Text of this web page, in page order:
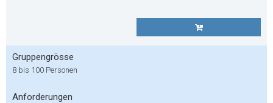
Gruppengrösse
8 bis 100 Personen
Anforderungen